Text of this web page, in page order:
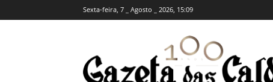
Sexta-feira, 7 _ Agosto _ 2026, 15:09